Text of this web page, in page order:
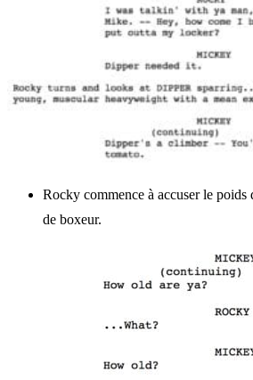
Rocky commence à accuser le poids
de boxeur.